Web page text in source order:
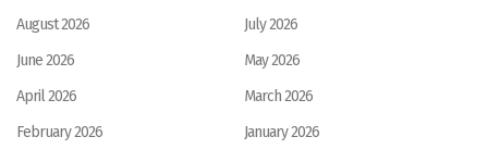
August 2026
July 2026
June 2026
May 2026
April 2026
March 2026
February 2026
January 2026